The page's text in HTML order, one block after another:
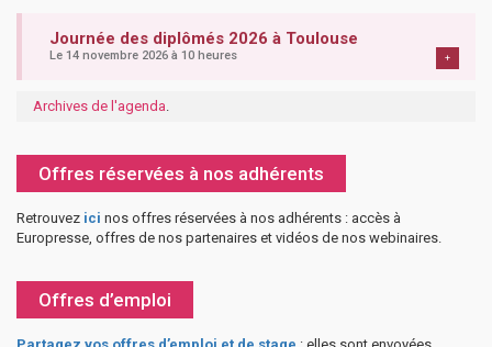
Journée des diplômés 2026 à Toulouse
Le 14 novembre 2026 à 10 heures +
Archives de l'agenda
Offres réservées à nos adhérents
Retrouvez ici nos offres réservées à nos adhérents : accès à
Europresse, offres de nos partenaires et vidéos de nos webinaires.
Offres d’emploi